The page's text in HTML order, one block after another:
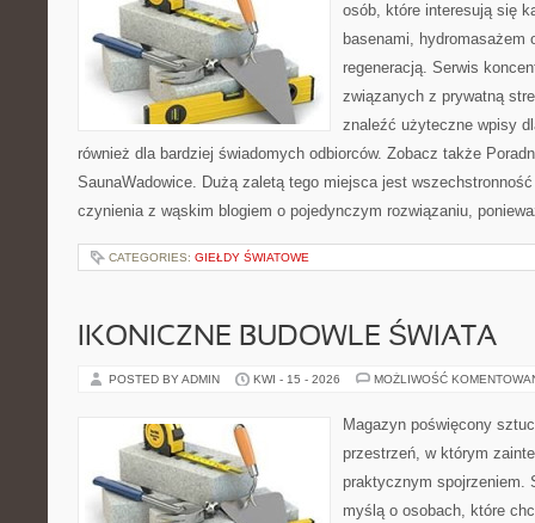
osób, które interesują się
basenami, hydromasażem
regeneracją. Serwis
związanych z prywatną
znaleźć użyteczne wpisy
również dla bardziej świadomych odbiorców. Zobacz także
SaunaWadowice. Dużą zaletą tego miejsca jest
czynienia z wąskim blogiem o pojedynczym rozwiązaniu,
CATEGORIES: GIEŁDY ŚWIATOWE
IKONICZNE BUDOWLE ŚWIATA
POSTED BY ADMIN KWI - 15 - 2026 MOŻLIWOŚĆ
Magazyn poświęcony
przestrzeń, w którym
praktycznym spojrzeniem.
myślą o osobach, które